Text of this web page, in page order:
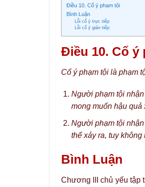
Điều 10. Cố ý phạm tội
Bình Luận
Lỗi cố ý trực tiếp:
Lỗi cố ý gián tiếp:
Điều 10. Cố ý
Cố ý phạm tội là phạm
Người phạm tội
mong muốn hậu quả
Người phạm tội
thể xảy ra, tuy
Bình Luận
Chương III chủ yếu tập